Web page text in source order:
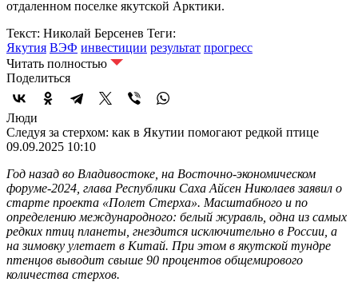
отдаленном поселке якутской Арктики.
Текст: Николай Берсенев Теги:
Якутия ВЭФ инвестиции результат прогресс
Читать полностью
Поделиться
Люди
Следуя за стерхом: как в Якутии помогают редкой птице
09.09.2025 10:10
Год назад во Владивостоке, на Восточно-экономическом
форуме-2024, глава Республики Саха Айсен Николаев заявил о
старте проекта «Полет Стерха». Масштабного и по
определению международного: белый журавль, одна из самых
редких птиц планеты, гнездится исключительно в России, а
на зимовку улетает в Китай. При этом в якутской тундре
птенцов выводит свыше 90 процентов общемирового
количества стерхов.